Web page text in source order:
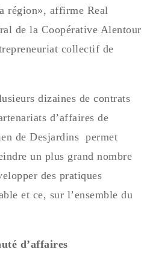
région», affirme Real
de la Coopérative Alentour
collectif de
dizaines de contrats
d’affaires de
de Desjardins permet
un plus grand nombre
des pratiques
et ce, sur l’ensemble du
d’affaires